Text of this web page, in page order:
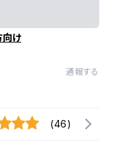
向け
通報する
(46)